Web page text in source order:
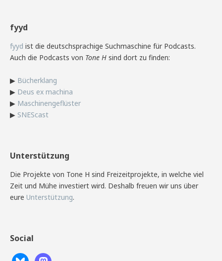
fyyd
fyyd ist die deutschsprachige Suchmaschine für Podcasts.
Auch die Podcasts von Tone H sind dort zu finden:
▶ Bücherklang
▶ Deus ex machina
▶ Maschinengeflüster
▶ SNEScast
Unterstützung
Die Projekte von Tone H sind Freizeitprojekte, in welche viel
Zeit und Mühe investiert wird. Deshalb freuen wir uns über
eure Unterstützung.
Social